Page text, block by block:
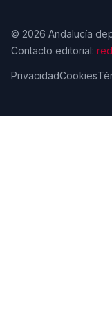
© 2026 Andalucía
Contacto editorial:
PrivacidadCookies